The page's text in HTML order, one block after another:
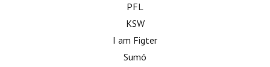
PFL
KSW
I am Figter
Sumó